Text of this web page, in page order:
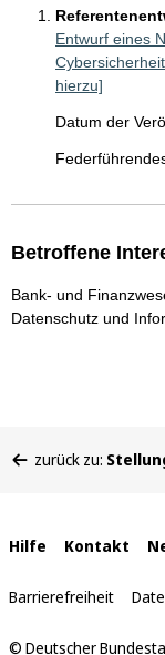
Entwurf eines
hierzu]
Datum der
Betroffene
Bank- und
Datenschutz und
befinden
zurück zu:
Interne
Links
Hilfe Kontakt
Barrierefreiheit
© Deutscher